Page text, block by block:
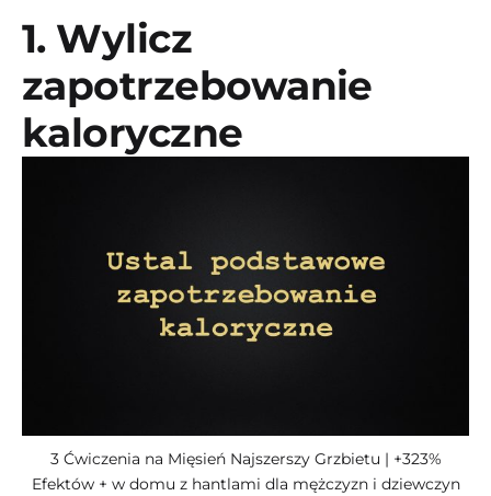
1. Wylicz
zapotrzebowanie
kaloryczne
3 Ćwiczenia na Mięsień Najszerszy Grzbietu | +323%
Efektów + w domu z hantlami dla mężczyzn i dziewczyn